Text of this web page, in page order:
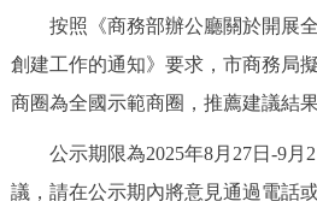
市領導 機構職能
按照《商務部辦公廳關於開展全
創建工作的通知》要求，市商務局
商圈為全國示範商圈，推薦建議結果
公示期限為2025年8月27日-9月2
議，請在公示期內將意見通過電話